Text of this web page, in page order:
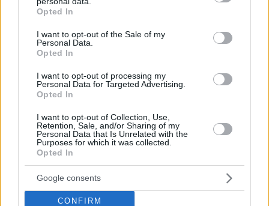
grant or deny consent to Google and its third-party tags to
use your data for below specified purposes in below Google
consent section.
Opted In
I want to opt-out of the Sale of my
Personal Data.
Opted In
I want to opt-out of processing my
Personal Data for Targeted Advertising.
Opted In
I want to opt-out of Collection, Use,
Retention, Sale, and/or Sharing of my
Personal Data that Is Unrelated with the
Purposes for which it was collected.
Opted In
Google consents
CONFIRM
εκδοχή για το φονικό στην Κυψέλη και η σιωπή